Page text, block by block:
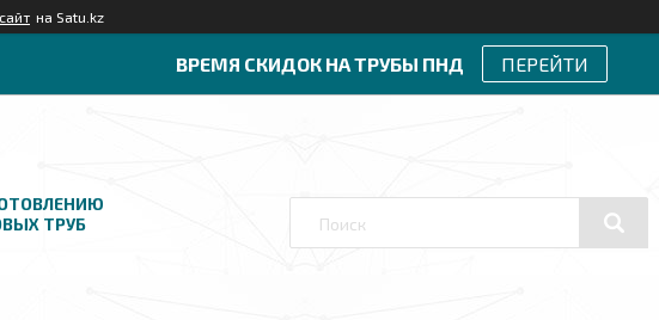
на Satu.kz
ВРЕМЯ СКИДОК НА ТРУБЫ ПНД ПЕРЕЙТИ
ТРУБ